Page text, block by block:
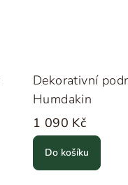
Dekorativní
Humdakin
1 090 Kč
Do košíku